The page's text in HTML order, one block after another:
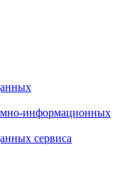
информационных
сервиса